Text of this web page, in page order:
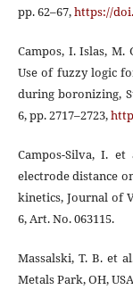
pp. 62–67,https://
Campos, I. Islas, M.
Use of fuzzy logic
during boronizing,
6, pp. 2717–2723,
Campos-Silva, I.
electrode distance
kinetics, Journal of
6, Art. No. 063115.
Massalski, T. B. et
Metals Park, OH,